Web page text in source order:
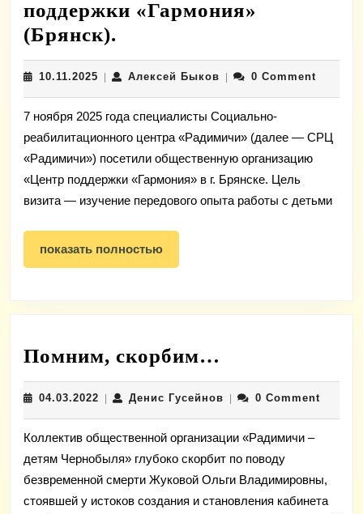
поддержки «Гармония»
(Брянск).
продолжается:
СРЦ
«Радимичи»
(Новозыбков)
и
АНО
«Центр
поддержки
«Гармония»
10.11.2025 10.11.2025Алексей БыковАлексей0 Comment
7 ноября 2025 года специалисты Социально-
реабилитационного центра «Радимичи» (далее — СРЦ
«Радимичи») посетили общественную организацию
«Центр поддержки «Гармония» в г. Брянске. Цель
визита — изучение передового опыта работы с детьми
показать полностьюпоказать
полностью
Помним, скорбим…
скорбим…
04.03.2022 04.03.2022Денис ГусейновДенис0 Comment
Коллектив общественной организации «Радимичи –
детям Чернобыля» глубоко скорбит по поводу
безвременной смерти Жуковой Ольги Владимировны,
стоявшей у истоков создания и становления кабинета